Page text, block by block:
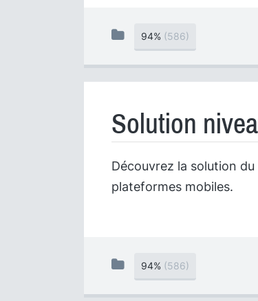
94% (586)
Solution
Découvrez la solution
plateformes mobiles.
94% (586)